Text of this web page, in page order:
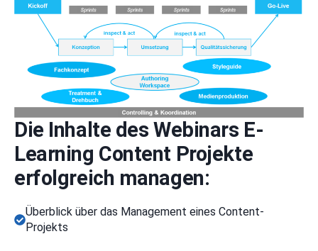
Die Inhalte des Webinars E-
Learning Content Projekte
erfolgreich managen:
Überblick über das Management eines Content-
Projekts